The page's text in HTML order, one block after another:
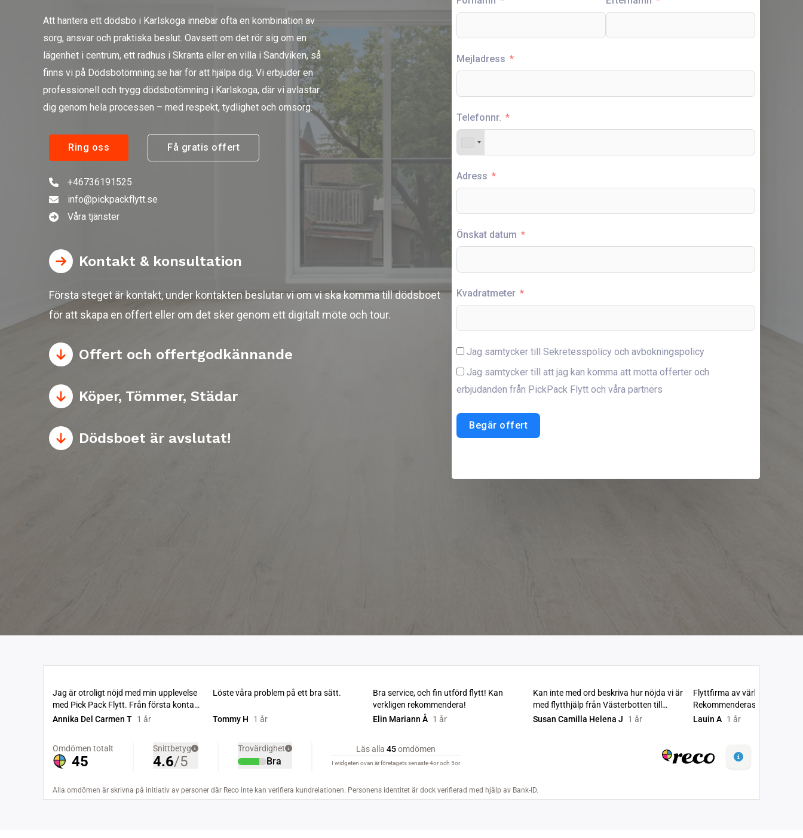
Att hantera ett dödsbo i Karlskoga innebär ofta en kombination av
sorg, ansvar och praktiska beslut. Oavsett om det rör sig om en
lägenhet i centrum, ett radhus i Skranta eller en villa i Sandviken, så
finns vi på Dödsbotömning.se här för att hjälpa dig. Vi erbjuder en
professionell och trygg dödsbotömning i Karlskoga, där vi avlastar
dig genom hela processen – med respekt, tydlighet och omsorg.
Ring oss Få gratis offert
+46736191525
info@pickpackflytt.se
Våra tjänster
Kontakt & konsultation
Första steget är kontakt, under kontakten beslutar vi om vi ska komma till dödsboet
för att skapa en offert eller om det sker genom ett digitalt möte och tour.
Offert och offertgodkännande
Köper, Tömmer, Städar
Dödsboet är avslutat!
Mejladress
Telefonnr.
Adress
Önskat datum
Kvadratmeter
Jag samtycker till Sekretesspolicy och avbokningspolicy
Jag samtycker till att jag kan komma att motta offerter och
erbjudanden från PickPack Flytt och våra partners
Begär offert